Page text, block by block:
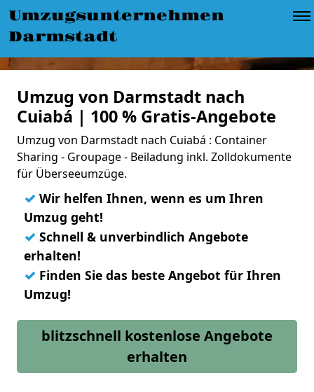
Umzugsunternehmen
Darmstadt
Umzug von Darmstadt nach
Cuiabá | 100 % Gratis-Angebote
Umzug von Darmstadt nach Cuiabá : Container
Sharing - Groupage - Beiladung inkl. Zolldokumente
für Überseeumzüge.
✓ Wir helfen Ihnen, wenn es um Ihren
Umzug geht!
✓ Schnell & unverbindlich Angebote
erhalten!
✓ Finden Sie das beste Angebot für Ihren
Umzug!
blitzschnell kostenlose Angebote
erhalten